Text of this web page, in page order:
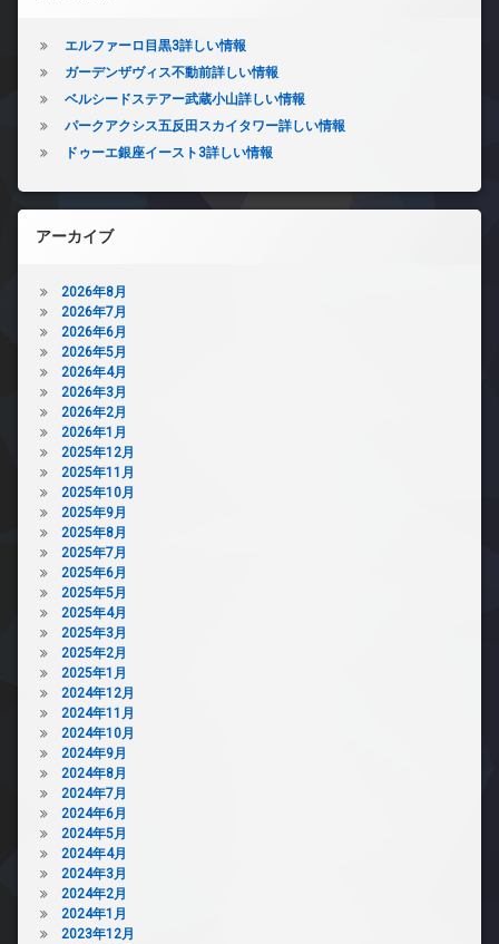
エルファーロ目黒3詳しい情報
ガーデンザヴィス不動前詳しい情報
ベルシードステアー武蔵小山詳しい情報
パークアクシス五反田スカイタワー詳しい情報
ドゥーエ銀座イースト3詳しい情報
アーカイブ
2026年8月
2026年7月
2026年6月
2026年5月
2026年4月
2026年3月
2026年2月
2026年1月
2025年12月
2025年11月
2025年10月
2025年9月
2025年8月
2025年7月
2025年6月
2025年5月
2025年4月
2025年3月
2025年2月
2025年1月
2024年12月
2024年11月
2024年10月
2024年9月
2024年8月
2024年7月
2024年6月
2024年5月
2024年4月
2024年3月
2024年2月
2024年1月
2023年12月